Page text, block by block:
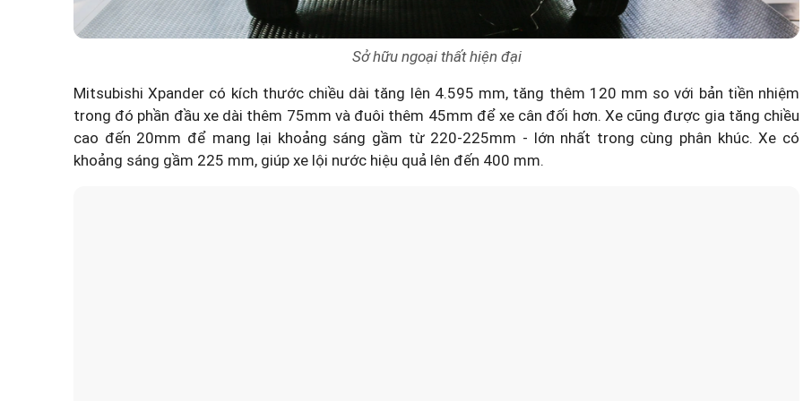
Sở hữu ngoại thất hiện đại
Mitsubishi Xpander có kích thước chiều dài tăng lên 4.595 mm, tăng thêm 120 mm so với bản tiền nhiệm
trong đó phần đầu xe dài thêm 75mm và đuôi thêm 45mm để xe cân đối hơn. Xe cũng được gia tăng chiều
cao đến 20mm để mang lại khoảng sáng gầm từ 220-225mm - lớn nhất trong cùng phân khúc. Xe có
khoảng sáng gầm 225 mm, giúp xe lội nước hiệu quả lên đến 400 mm.